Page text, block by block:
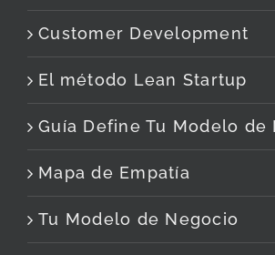
Customer Development
El método Lean Startup
Guía Define Tu Modelo de
Mapa de Empatía
Tu Modelo de Negocio